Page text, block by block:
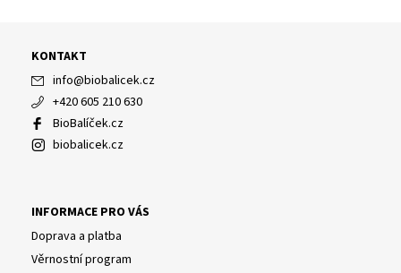
KONTAKT
info@biobalicek.cz
+420 605 210 630
BioBalíček.cz
biobalicek.cz
INFORMACE PRO VÁS
Doprava a platba
Věrnostní program